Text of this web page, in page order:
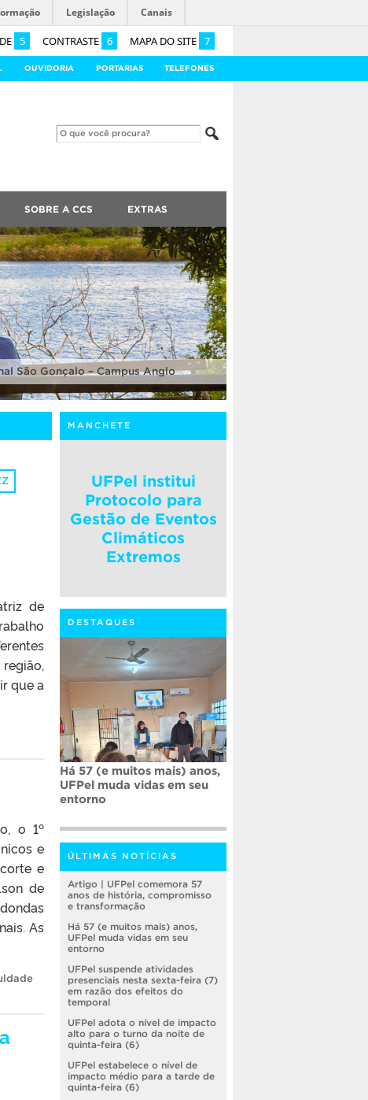
5 CONTRASTE 6 MAPA DO SITE 7
Legislação Canais
OUVIDORIA PORTARIAS TELEFONES
SOBRE A CCS EXTRAS
São Gonçalo – Campus Anglo
de
que a
o 1º
e
e
de
As
MANCHETE
UFPel institui
Protocolo para
Gestão de Eventos
Climáticos
Extremos
DESTAQUES
Há 57 (e muitos mais) anos,
UFPel muda vidas em seu
entorno
ÚLTIMAS NOTÍCIAS
Artigo | UFPel comemora 57
anos de história, compromisso
e transformação
Há 57 (e muitos mais) anos,
UFPel muda vidas em seu
entorno
UFPel suspende atividades
presenciais nesta sexta-feira (7)
em razão dos efeitos do
temporal
UFPel adota o nível de impacto
alto para o turno da noite de
quinta-feira (6)
UFPel estabelece o nível de
impacto médio para a tarde de
quinta-feira (6)